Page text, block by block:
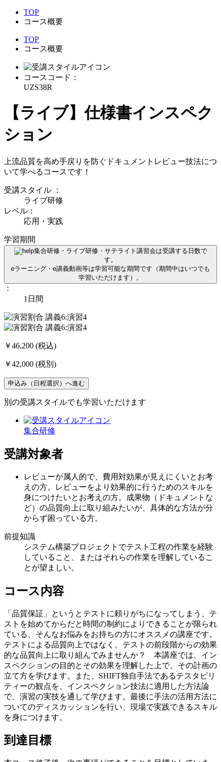
TOP
コース概要
TOP
コース概要
コースコード：
UZS38R
【ライブ】仕様書インスペク
ション
上流品質を高め手戻りを防ぐドキュメントレビュー技法につ
いて学べるコースです！
受講スタイル ：
ライブ研修
レベル：
応用・実践
学習期間
集合研修・ライブ研修・サテライト講習会は受講する日数で
す。
eラーニング・e講義動画等は学習可能な期間です（期間中はいつでも
学習いただけます）。
：
1日間
￥46,200 (税込)
￥42,000 (税別)
申込み（日程選択）へ進む
別の受講スタイルでも学習いただけます
集合研修
受講対象者
レビューが属人的で、費用対効果が見えにくいとお考
えの方。レビューをより効果的に行うためのスキルを
身につけたいとお考えの方。成果物（ドキュメントな
ど）の品質向上に取り組みたいが、具体的な方法が分
からず困っている方。
前提知識
システム構築プロジェクトでテスト工程の作業を経験
していること、またはそれらの作業を理解しているこ
とが望ましい。
コース内容
「品質保証」というとテストに頼りがちになってしまう、テ
ストを始めてからだと時間の制約によりできることが限られ
ている、そんなお悩みをお持ちの方にオススメの講座です。
テストによる品質向上ではなく、テストの前段階からの効果
的な品質向上に取り組んでみませんか？ 本講座では、イン
スペクションの目的とその効果を理解した上で、その計画の
立て方を学びます。また、SHIFT独自手法であるテスタビリ
ティーの観点を、インスペクション技法に適用した方法論
で、演習の実技を通して学びます。最後に手法の活用方法に
ついてのディスカッションを行い、現場で実践できるスキル
を身につけます。
到達目標